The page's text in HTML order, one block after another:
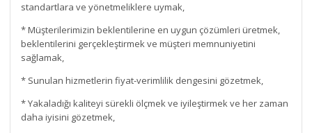
standartlara ve yönetmeliklere uymak,
* Müşterilerimizin beklentilerine en uygun çözümleri üretmek,
beklentilerini gerçekleştirmek ve müşteri memnuniyetini
sağlamak,
* Sunulan hizmetlerin fiyat-verimlilik dengesini gözetmek,
* Yakaladığı kaliteyi sürekli ölçmek ve iyileştirmek ve her zaman
daha iyisini gözetmek,